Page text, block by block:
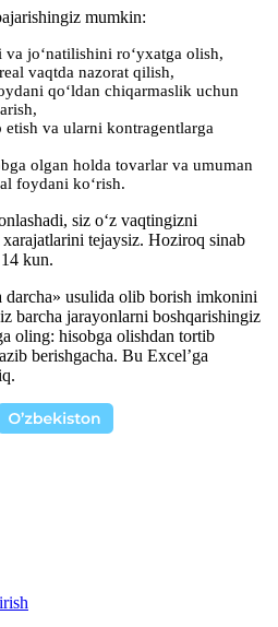
mumkin:
jo‘natilishini ro‘yxatga olish,
vaqtda nazorat qilish,
qo‘ldan chiqarmaslik uchun
va ularni kontragentlarga
olgan holda tovarlar va umuman
foydani ko‘rish.
siz o‘z vaqtingizni
tejaysiz. Hoziroq sinab
kun.
usulida olib borish imkonini
barcha jarayonlarni boshqarishingiz
oling: hisobga olishdan tortib
berishgacha. Bu Excel’ga